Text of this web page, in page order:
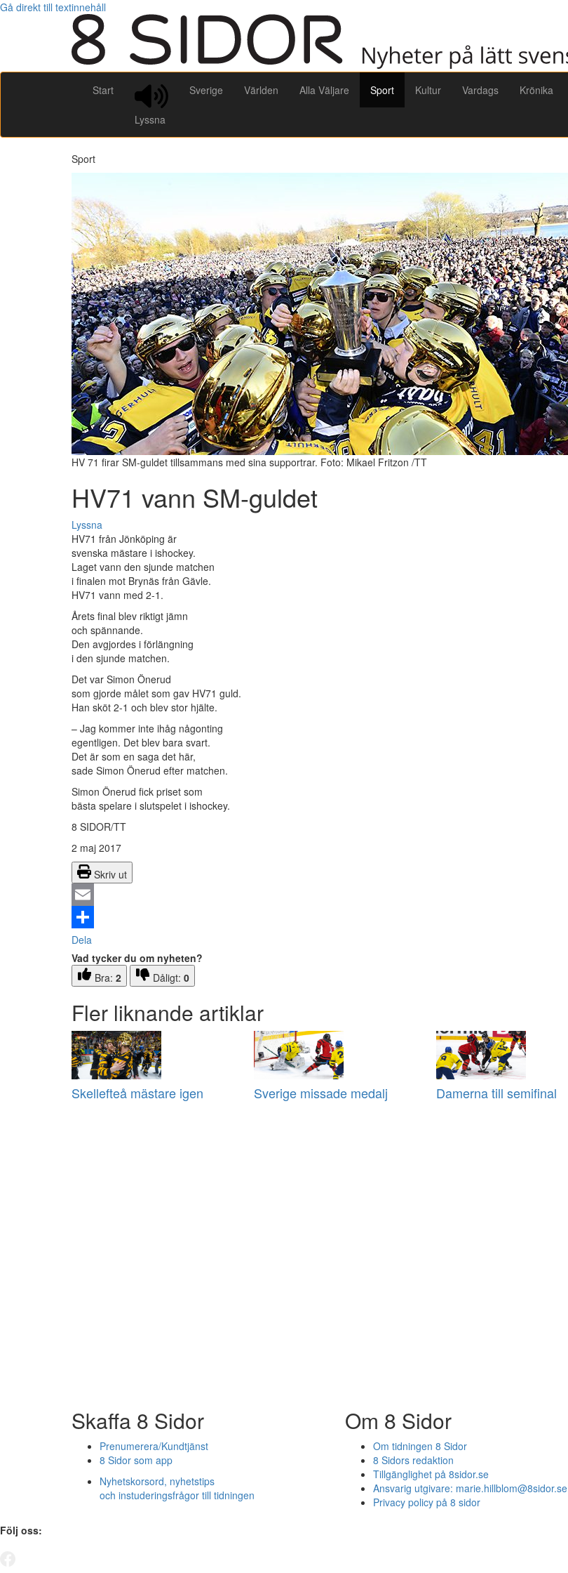
Gå direkt till textinnehåll
Start
Lyssna
Sverige Världen Alla Väljare Sport Kultur Vardags Krönika
Sport
HV 71 firar SM-guldet tillsammans med sina supportrar. Foto: Mikael Fritzon /TT
HV71 vann SM-guldet
Lyssna
HV71 från Jönköping är
svenska mästare i ishockey.
Laget vann den sjunde matchen
i finalen mot Brynäs från Gävle.
HV71 vann med 2-1.
Årets final blev riktigt jämn
och spännande.
Den avgjordes i förlängning
i den sjunde matchen.
Det var Simon Önerud
som gjorde målet som gav HV71 guld.
Han sköt 2-1 och blev stor hjälte.
– Jag kommer inte ihåg någonting
egentligen. Det blev bara svart.
Det är som en saga det här,
sade Simon Önerud efter matchen.
Simon Önerud fick priset som
bästa spelare i slutspelet i ishockey.
8 SIDOR/TT
2 maj 2017
Skriv ut
Email
Dela
Vad tycker du om nyheten?
Bra: 2 Dåligt: 0
Fler liknande artiklar
Skellefteå mästare igen Sverige missade medalj Damerna till semifinal
Skaffa 8 Sidor
Prenumerera/Kundtjänst
8 Sidor som app
Nyhetskorsord, nyhetstips
och instuderingsfrågor till tidningen
Om 8 Sidor
Om tidningen 8 Sidor
8 Sidors redaktion
Tillgänglighet på 8sidor.se
Ansvarig utgivare: marie.hillblom@8sidor.se
Privacy policy på 8 sidor
Följ oss: